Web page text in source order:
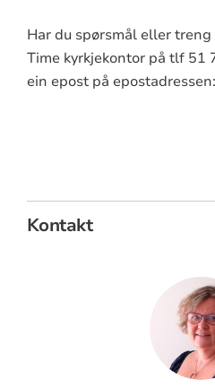
Har du spørsmål eller
Time kyrkjekontor på tlf 51
ein epost på epostadressen:
Kontakt